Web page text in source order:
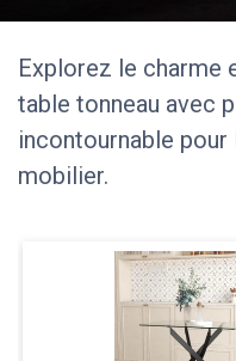
Explorez le charme
table tonneau avec
incontournable
mobilier.